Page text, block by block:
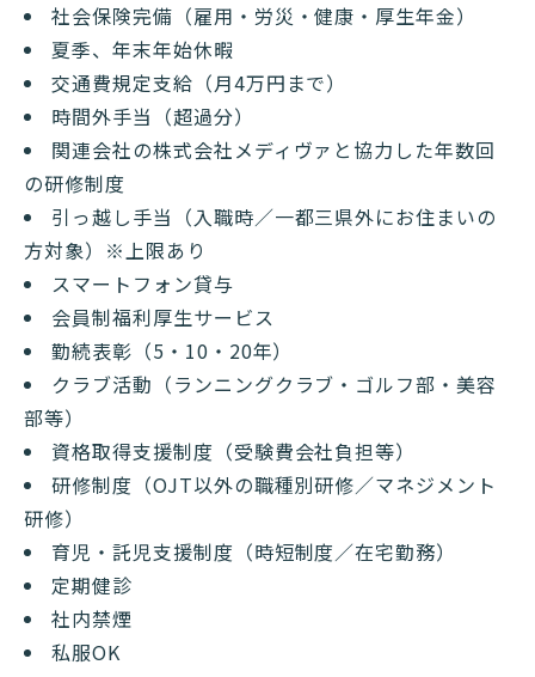
社会保険完備（雇用・労災・健康・厚生年金）
夏季、年末年始休暇
交通費規定支給（月4万円まで）
時間外手当（超過分）
関連会社の株式会社メディヴァと協力した年数回
の研修制度
引っ越し手当（入職時／一都三県外にお住まいの
方対象）※上限あり
スマートフォン貸与
会員制福利厚生サービス
勤続表彰（5・10・20年）
クラブ活動（ランニングクラブ・ゴルフ部・美容
部等）
資格取得支援制度（受験費会社負担等）
研修制度（OJT以外の職種別研修／マネジメント
研修）
育児・託児支援制度（時短制度／在宅勤務）
定期健診
社内禁煙
私服OK